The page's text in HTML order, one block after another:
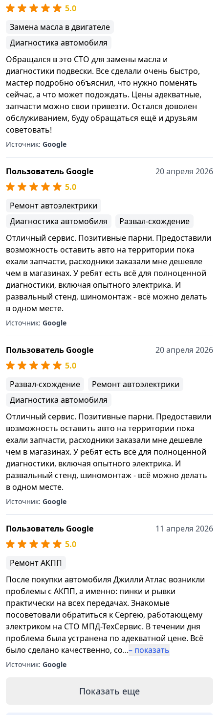
5.0
Замена масла в двигателе
Диагностика автомобиля
Обращался в это СТО для замены масла и
диагностики подвески. Все сделали очень быстро,
мастер подробно объяснил, что нужно поменять
сейчас, а что может подождать. Цены адекватные,
запчасти можно свои привезти. Остался доволен
обслуживанием, буду обращаться ещё и друзьям
советовать!
Источник: Google
Пользователь Google
20 апреля 2026
5.0
Ремонт автоэлектрики
Диагностика автомобиля
Развал-схождение
Отличный сервис. Позитивные парни. Предоставили
возможность оставить авто на территории пока
ехали запчасти, расходники заказали мне дешевле
чем в магазинах. У ребят есть всё для полноценной
диагностики, включая опытного электрика. И
развальный стенд, шиномонтаж - всё можно делать
в одном месте.
Источник: Google
Пользователь Google
20 апреля 2026
5.0
Развал-схождение
Ремонт автоэлектрики
Диагностика автомобиля
Отличный сервис. Позитивные парни. Предоставили
возможность оставить авто на территории пока
ехали запчасти, расходники заказали мне дешевле
чем в магазинах. У ребят есть всё для полноценной
диагностики, включая опытного электрика. И
развальный стенд, шиномонтаж - всё можно делать
в одном месте.
Источник: Google
Пользователь Google
11 апреля 2026
5.0
Ремонт АКПП
После покупки автомобиля Джилли Атлас возникли
проблемы с АКПП, а именно: пинки и рывки
практически на всех передачах. Знакомые
посоветовали обратиться к Сергею, работающему
электриком на СТО МПД-ТехСервис. В течении дня
проблема была устранена по адекватной цене. Всё
было сделано качественно, со...– показать
Источник: Google
Показать еще